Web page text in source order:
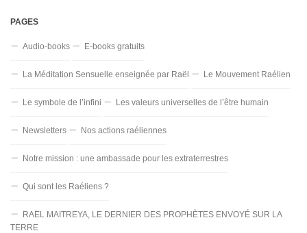
PAGES
Audio-books E-books gratuits
La Méditation Sensuelle enseignée par Raël Le Mouvement Raélien
Le symbole de l’infini Les valeurs universelles de l’être humain
Newsletters Nos actions raéliennes
Notre mission : une ambassade pour les extraterrestres
Qui sont les Raéliens ?
RAËL MAITREYA, LE DERNIER DES PROPHÈTES ENVOYÉ SUR LA
TERRE